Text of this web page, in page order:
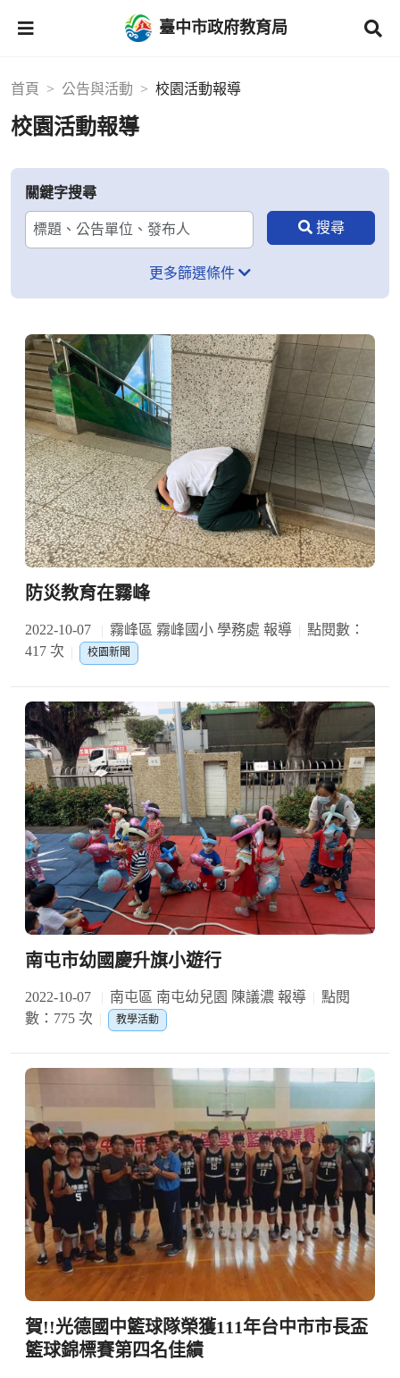
臺中市政府教育局
首頁 公告與活動 校園活動報導
校園活動報導
關鍵字搜尋
更多篩選條件
防災教育在霧峰
2022-10-07 霧峰區 霧峰國小 學務處 報導
點閱數：
417 次
校園新聞
南屯市幼國慶升旗小遊行
2022-10-07 南屯區 南屯幼兒園 陳議濃 報導
點閱
數：775 次
教學活動
賀!!光德國中籃球隊榮獲111年台中市市長盃
籃球錦標賽第四名佳績